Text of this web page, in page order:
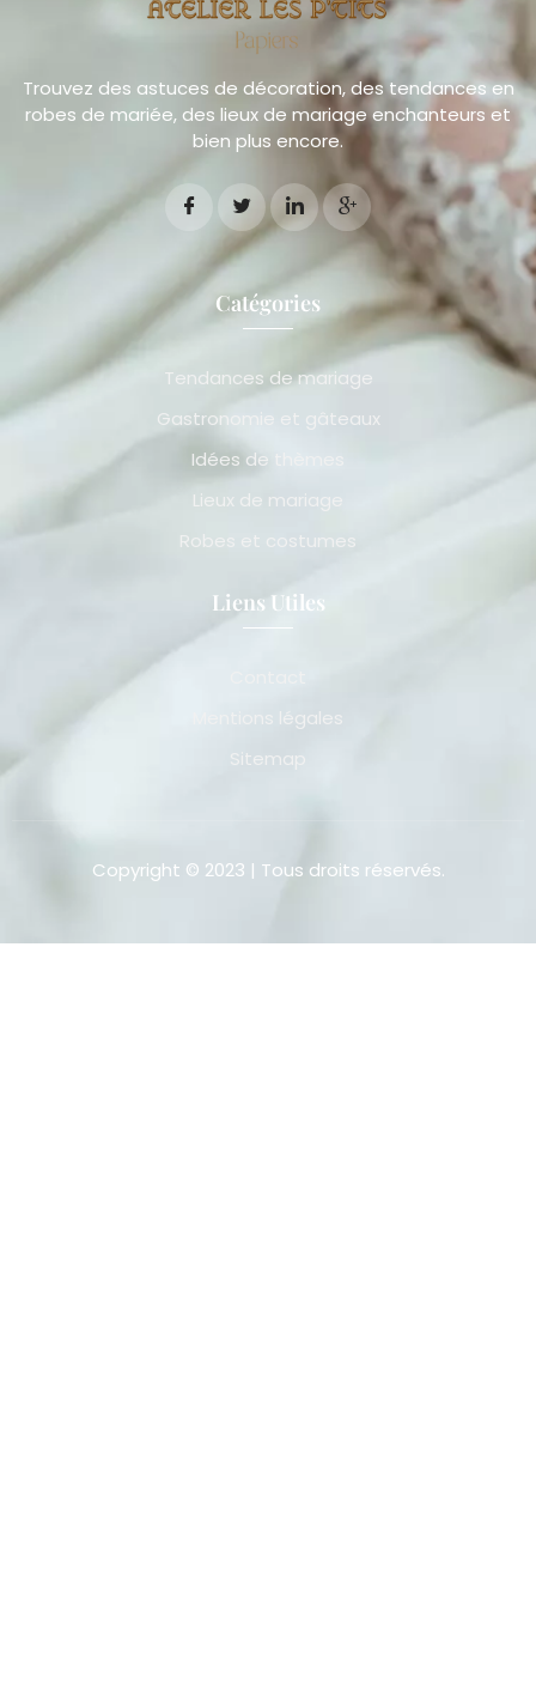
Trouvez des astuces de décoration, des tendances en
robes de mariée, des lieux de mariage enchanteurs et
bien plus encore.
Catégories
Tendances de mariage
Gastronomie et gâteaux
Idées de thèmes
Lieux de mariage
Robes et costumes
Liens Utiles
Mentions légales
Sitemap
Copyright © 2023 | Tous droits réservés.